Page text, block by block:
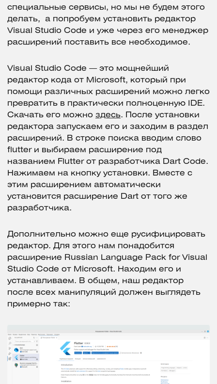
специальные сервисы, но мы не будем этого
делать, а попробуем установить редактор
Visual Studio Code и уже через его менеджер
расширений поставить все необходимое.
Visual Studio Code — это мощнейший
редактор кода от Microsoft, который при
помощи различных расширений можно легко
превратить в практически полноценную IDE.
Скачать его можно здесь. После установки
редактора запускаем его и заходим в раздел
расширений. В строке поиска вводим слово
flutter и выбираем расширение под
названием Flutter от разработчика Dart Code.
Нажимаем на кнопку установки. Вместе с
этим расширением автоматически
установится расширение Dart от того же
разработчика.
Дополнительно можно еще русифицировать
редактор. Для этого нам понадобится
расширение Russian Language Pack for Visual
Studio Code от Microsoft. Находим его и
устанавливаем. В общем, наш редактор
после всех манипуляций должен выглядеть
примерно так: